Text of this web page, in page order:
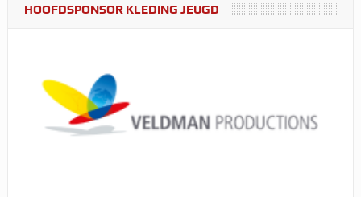
HOOFDSPONSOR KLEDING JEUGD